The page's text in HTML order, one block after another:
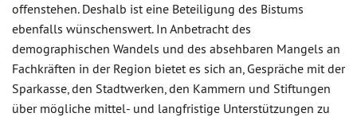
offenstehen. Deshalb ist eine Beteiligung des Bistums
ebenfalls wünschenswert. In Anbetracht des
demographischen Wandels und des absehbaren Mangels an
Fachkräften in der Region bietet es sich an, Gespräche mit der
Sparkasse, den Stadtwerken, den Kammern und Stiftungen
über mögliche mittel- und langfristige Unterstützungen zu